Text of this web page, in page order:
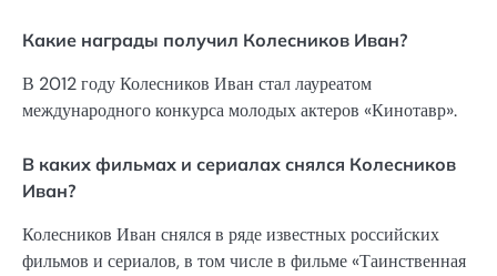
Какие награды получил Колесников Иван?
В 2012 году Колесников Иван стал лауреатом
международного конкурса молодых актеров «Кинотавр».
В каких фильмах и сериалах снялся Колесников
Иван?
Колесников Иван снялся в ряде известных российских
фильмов и сериалов, в том числе в фильме «Таинственная